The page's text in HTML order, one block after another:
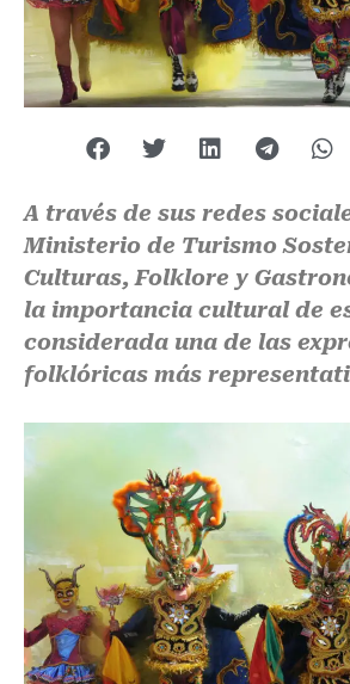
A través de sus redes
Ministerio de Turismo
Culturas, Folklore y
la importancia cultural de
considerada una de las
folklóricas más